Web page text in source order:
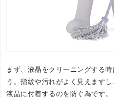
まず、液晶をクリーニングする
う。指紋や汚れがよく見えます
液晶に付着するのを防ぐ為です。